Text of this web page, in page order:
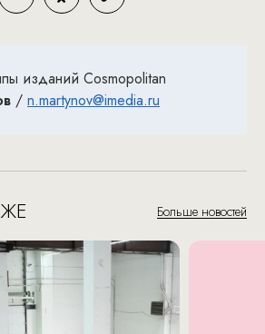
изданий Cosmopolitan
/ n.martynov@imedia.ru
Больше новостей